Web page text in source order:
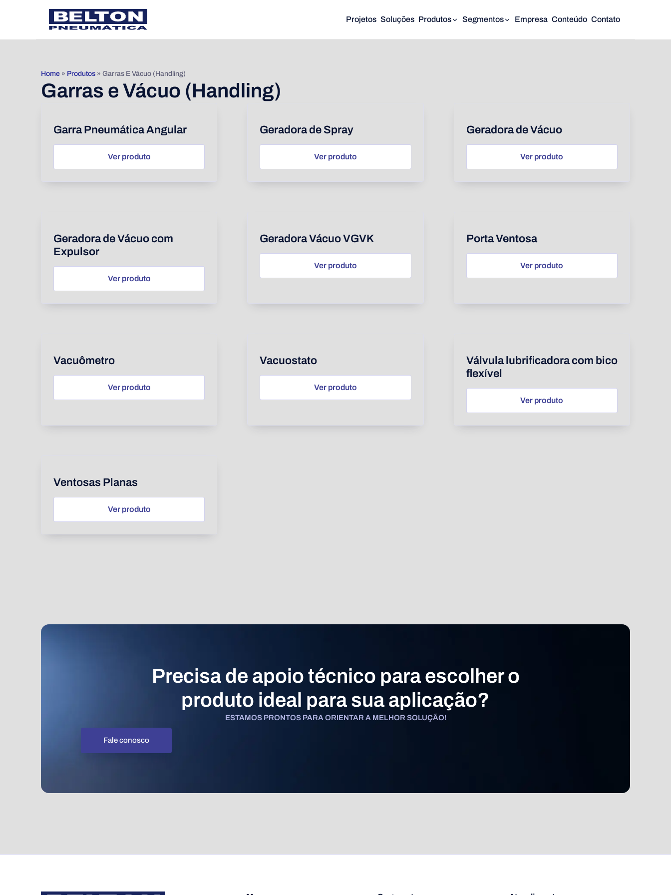
Projetos Soluções Produtos Segmentos Empresa Conteúdo Contato
Home » Produtos » Garras E Vácuo (Handling)
Garras e Vácuo (Handling)
Garra Pneumática Angular
Ver produto
Geradora de Spray
Ver produto
Geradora de Vácuo
Ver produto
Geradora de Vácuo com
Expulsor
Ver produto
Geradora Vácuo VGVK
Ver produto
Porta Ventosa
Ver produto
Vacuômetro
Ver produto
Vacuostato
Ver produto
Válvula lubrificadora com bico
flexível
Ver produto
Ventosas Planas
Ver produto
Precisa de apoio técnico para escolher o
produto ideal para sua aplicação?
ESTAMOS PRONTOS PARA ORIENTAR A MELHOR SOLUÇÃO!
Fale conosco